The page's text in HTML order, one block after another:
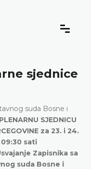
sjednice
suda Bosne i
SJEDNICU
za 23. i 24.
sati
Zapisnika sa
suda Bosne i